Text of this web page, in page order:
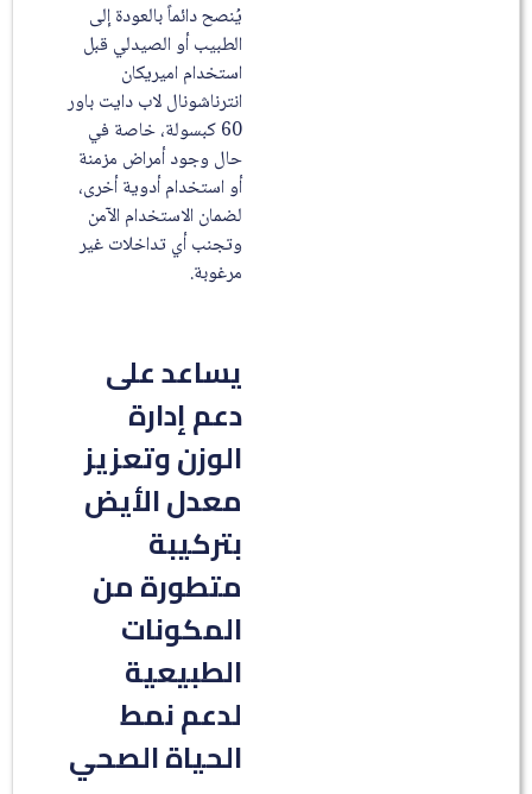
يُنصح دائماً بالعودة إلى
الطبيب أو الصيدلي قبل
استخدام اميريكان
انترناشونال لاب دايت باور
60 كبسولة، خاصة في
حال وجود أمراض مزمنة
أو استخدام أدوية أخرى،
لضمان الاستخدام الآمن
وتجنب أي تداخلات غير
مرغوبة.
يساعد على
دعم إدارة
الوزن وتعزيز
معدل الأيض
بتركيبة
متطورة من
المكونات
الطبيعية
لدعم نمط
الحياة الصحي